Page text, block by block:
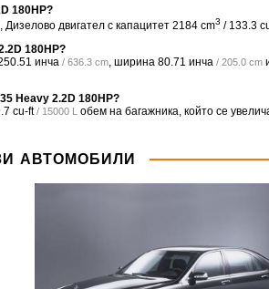
180HP?
двигател с капацитет 2184 cm3 / 133.3
180HP?
инча / 636.3 cm, ширина 80.71 инча / 205.0 cm
Heavy 2.2D 180HP?
cu-ft / 15000 L обем на багажника, който се
АВТОМОБИЛИ